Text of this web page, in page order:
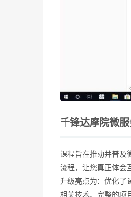
千锋达摩院微
课程旨在推动并普及
流程，让您真正体会
升级亮点为：优化了
相关技术、完整的项